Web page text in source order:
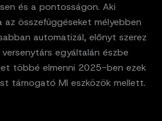
és a pontosságon. Aki
összefüggéseket mélyebben
automatizál, előnyt szerez
egyáltalán észbe
többé elmenni 2025-ben ezek
támogató MI eszközök mellett.